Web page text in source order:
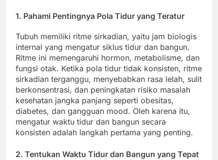
1. Pahami Pentingnya Pola Tidur yang Teratur
Tubuh memiliki ritme sirkadian, yaitu jam biologis
internal yang mengatur siklus tidur dan bangun.
Ritme ini memengaruhi hormon, metabolisme, dan
fungsi otak. Ketika pola tidur tidak konsisten, ritme
sirkadian terganggu, menyebabkan rasa lelah, sulit
berkonsentrasi, dan peningkatan risiko masalah
kesehatan jangka panjang seperti obesitas,
diabetes, dan gangguan mood. Oleh karena itu,
mengatur waktu tidur dan bangun secara
konsisten adalah langkah pertama yang penting.
2. Tentukan Waktu Tidur dan Bangun yang Tepat